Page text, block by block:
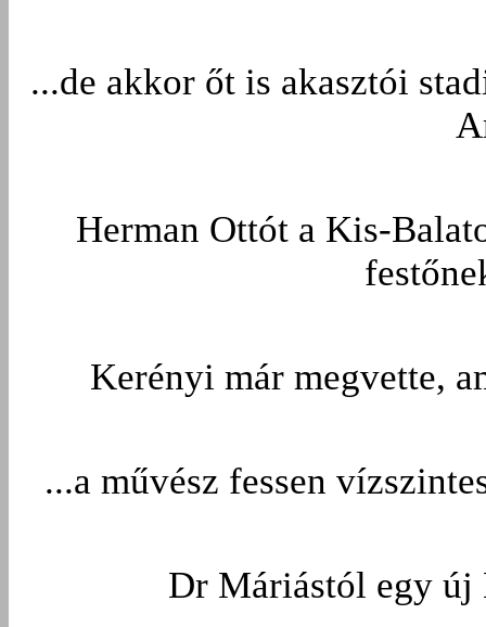
...de akkor őt is akasztói
Herman Ottót a Kis-
Kerényi már megvette,
...a művész fessen
Dr Máriástól egy új